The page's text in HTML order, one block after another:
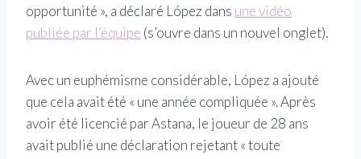
opportunité », a déclaré López dans une vidéo
publiée par l’équipe (s’ouvre dans un nouvel onglet).
Avec un euphémisme considérable, López a ajouté
que cela avait été « une année compliquée ». Après
avoir été licencié par Astana, le joueur de 28 ans
avait publié une déclaration rejetant « toute